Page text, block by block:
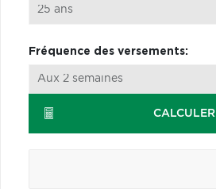
Fréquence des versements:
CALCULER